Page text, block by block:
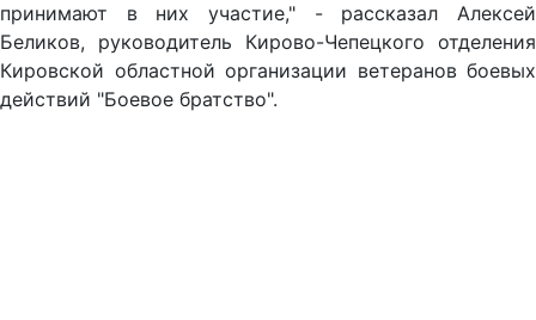
принимают в них участие," - рассказал Алексей
Беликов, руководитель Кирово-Чепецкого отделения
Кировской областной организации ветеранов боевых
действий "Боевое братство".